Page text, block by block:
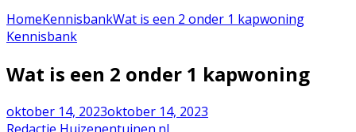
HomeKennisbankWat is een 2 onder 1 kapwoning
Kennisbank
Wat is een 2 onder 1 kapwoning
oktober 14, 2023oktober 14, 2023